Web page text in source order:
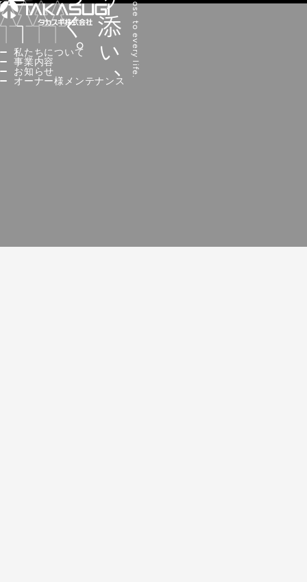
私たちについて
事業内容
お知らせ
オーナー様メンテナンス